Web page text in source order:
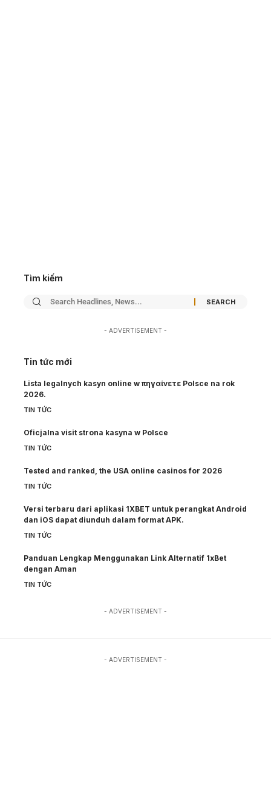
Tìm kiếm
- ADVERTISEMENT -
Tin tức mới
Lista legalnych kasyn online w πηγαίνετε Polsce na rok
2026.
TIN TỨC
Oficjalna visit strona kasyna w Polsce
TIN TỨC
Tested and ranked, the USA online casinos for 2026
TIN TỨC
Versi terbaru dari aplikasi 1XBET untuk perangkat Android
dan iOS dapat diunduh dalam format APK.
TIN TỨC
Panduan Lengkap Menggunakan Link Alternatif 1xBet
dengan Aman
TIN TỨC
- ADVERTISEMENT -
- ADVERTISEMENT -